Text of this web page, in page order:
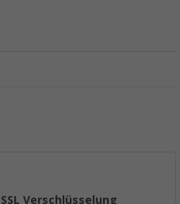
Verschlüsselung